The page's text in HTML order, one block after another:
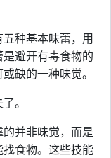
种基本味蕾，用
避开有毒食物的
缺的一种味觉。
。
并非味觉，而是
食物。这些技能